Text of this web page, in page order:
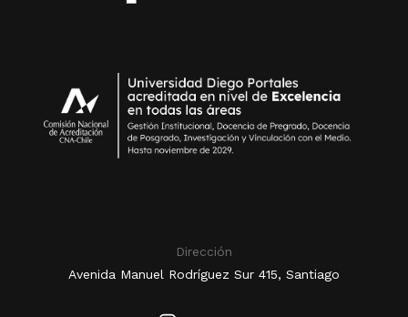
Dirección
Avenida Manuel Rodríguez Sur 415, Santiago